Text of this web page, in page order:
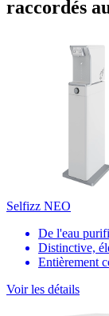
raccordés
Selfizz NEO
De l'eau
Distinctive,
Entièrement
Voir les détails